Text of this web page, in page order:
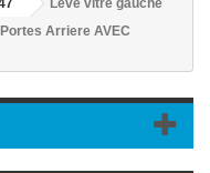
Leve vitre gauche
Arriere AVEC